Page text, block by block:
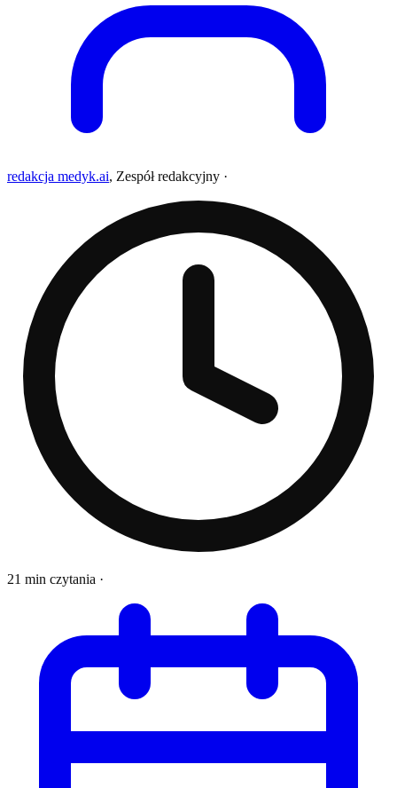
redakcja medyk.ai, Zespół redakcyjny ·
21 min czytania ·